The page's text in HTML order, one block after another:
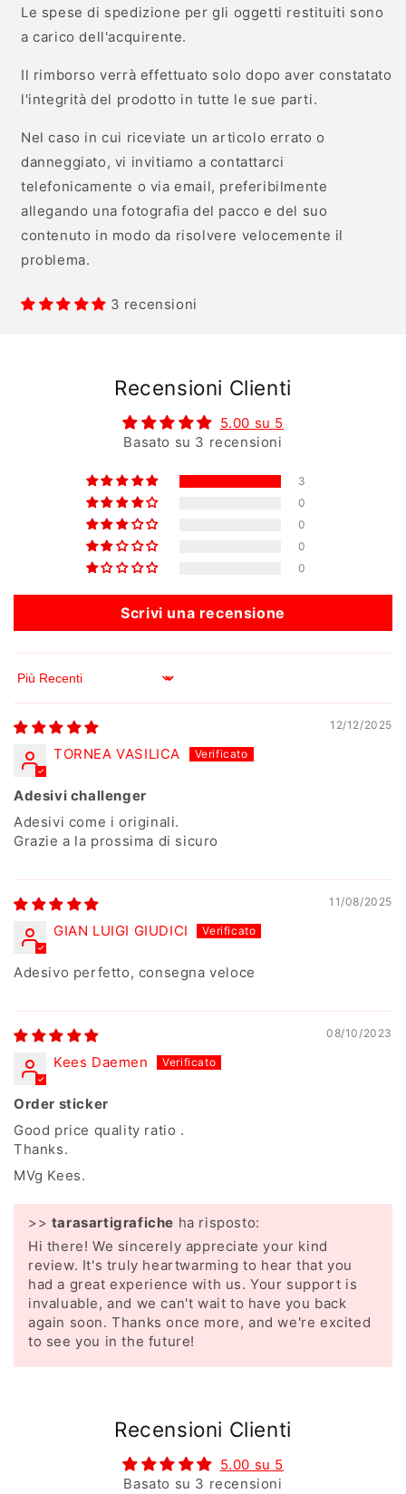
Le spese di spedizione per gli oggetti restituiti sono
a carico dell'acquirente.
Il rimborso verrà effettuato solo dopo aver constatato
l'integrità del prodotto in tutte le sue parti.
Nel caso in cui riceviate un articolo errato o
danneggiato, vi invitiamo a contattarci
telefonicamente o via email, preferibilmente
allegando una fotografia del pacco e del suo
contenuto in modo da risolvere velocemente il
problema.
3 recensioni
Recensioni Clienti
5.00 su 5
Basato su 3 recensioni
3
0
0
0
0
Scrivi una recensione
Sort by
12/12/2025
TORNEA VASILICA
Adesivi challenger
Adesivi come i originali.
Grazie a la prossima di sicuro
11/08/2025
GIAN LUIGI GIUDICI
Adesivo perfetto, consegna veloce
08/10/2023
Kees Daemen
Order sticker
Good price quality ratio .
Thanks.
MVg Kees.
>> tarasartigrafiche ha risposto:
Hi there! We sincerely appreciate your kind
review. It's truly heartwarming to hear that you
had a great experience with us. Your support is
invaluable, and we can't wait to have you back
again soon. Thanks once more, and we're excited
to see you in the future!
Recensioni Clienti
5.00 su 5
Basato su 3 recensioni